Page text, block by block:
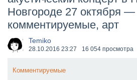
​Wacken Open Air 2027 объявил
Новгороде 27 октября —
комментируемые, арт
Temiko
28.10.2016 23:27 16 054 просмотра
Комментируемые